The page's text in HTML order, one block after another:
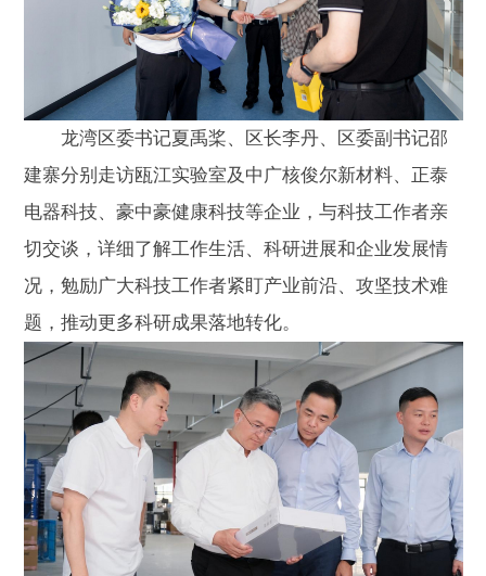
龙湾区委书记夏禹桨、区长李丹、区委副书记邵
建寨分别走访瓯江实验室及中广核俊尔新材料、正泰
电器科技、豪中豪健康科技等企业，与科技工作者亲
切交谈，详细了解工作生活、科研进展和企业发展情
况，勉励广大科技工作者紧盯产业前沿、攻坚技术难
题，推动更多科研成果落地转化。